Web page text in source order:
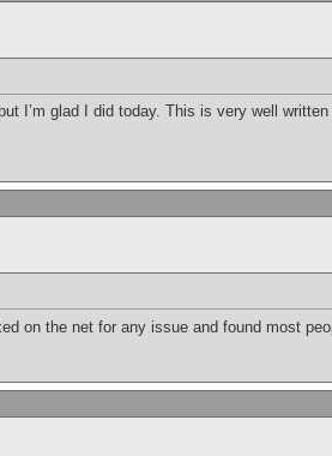
I’m glad I did today. This is very well
on the net for any issue and found most